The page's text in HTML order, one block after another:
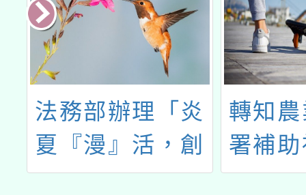
法務部辦理「炎
夏『漫』活，創
意說『畫』」
轉知
署補
大享